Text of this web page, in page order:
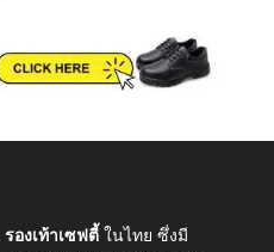
รองเท้าเซฟตี้ ในไทย ซึ่งมี